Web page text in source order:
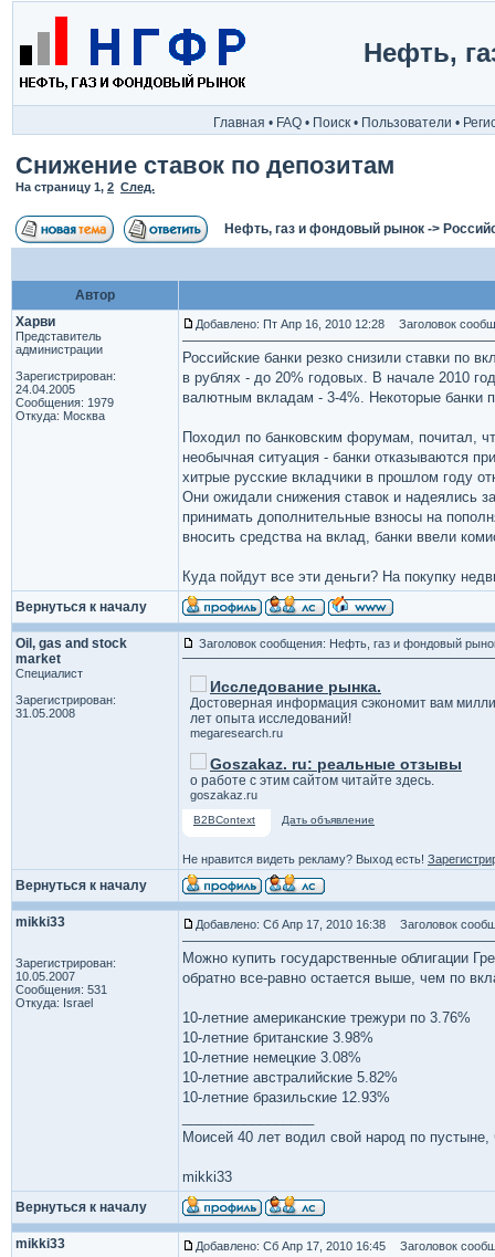
Нефть,
Главная • FAQ • Поиск • Пользователи •
Снижение ставок по депозитам
На страницу 1, 2 След.
Нефть, газ и фондовый рынок ->
Автор
Харви
Представитель
администрации
Зарегистрирован:
24.04.2005
Сообщения: 1979
Откуда: Москва
Добавлено: Пт Апр 16, 2010 12:28 Заголовок
Российские банки резко снизили ставки по
в рублях - до 20% годовых. В начале 2010
валютным вкладам - 3-4%. Некоторые банки
Походил по банковским форумам, почитал,
необычная ситуация - банки отказываются
хитрые русские вкладчики в прошлом году
Они ожидали снижения ставок и надеялись
принимать дополнительные взносы на
вносить средства на вклад, банки ввели
Куда пойдут все эти деньги? На покупку
Вернуться к началу
Oil, gas and stock
market
Специалист
Зарегистрирован:
31.05.2008
Заголовок сообщения: Нефть, газ и фондовый
Исследование рынка.
Достоверная информация сэкономит вам
лет опыта исследований!
megaresearch.ru
Goszakaz. ru: реальные отзывы
о работе с этим сайтом читайте здесь.
goszakaz.ru
B2BContext Дать объявление
Не нравится видеть рекламу? Выход есть!
Вернуться к началу
mikki33
Зарегистрирован:
10.05.2007
Сообщения: 531
Откуда: Israel
Добавлено: Сб Апр 17, 2010 16:38 Заголовок
Можно купить государственные облигации
обратно все-равно остается выше, чем по
10-летние американские трежури по 3.76%
10-летние британские 3.98%
10-летние немецкие 3.08%
10-летние австралийские 5.82%
10-летние бразильские 12.93%
Моисей 40 лет водил свой народ по
mikki33
Вернуться к началу
mikki33 Добавлено: Сб Апр 17, 2010 16:45 Заголовок